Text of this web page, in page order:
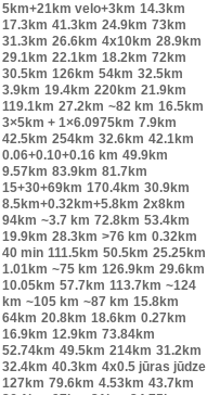
5km+21km velo+3km 14.3km
17.3km 41.3km 24.9km 73km
31.3km 26.6km 4x10km 28.9km
29.1km 22.1km 18.2km 72km
30.5km 126km 54km 32.5km
3.9km 19.4km 220km 21.9km
119.1km 27.2km ~82 km 16.5km
3×5km + 1×6.0975km 7.9km
42.5km 254km 32.6km 42.1km
0.06+0.10+0.16 km 49.9km
9.57km 83.9km 81.7km
15+30+69km 170.4km 30.9km
8.5km+0.32km+5.8km 2x8km
94km ~3.7 km 72.8km 53.4km
19.9km 28.3km >76 km 0.32km
40 min 111.5km 50.5km 25.25km
1.01km ~75 km 126.9km 29.6km
10.05km 57.7km 113.7km ~124
km ~105 km ~87 km 15.8km
64km 20.8km 18.6km 0.27km
16.9km 12.9km 73.84km
52.74km 49.5km 214km 31.2km
32.4km 40.3km 4x0.5 jūras jūdze
127km 79.6km 4.53km 43.7km